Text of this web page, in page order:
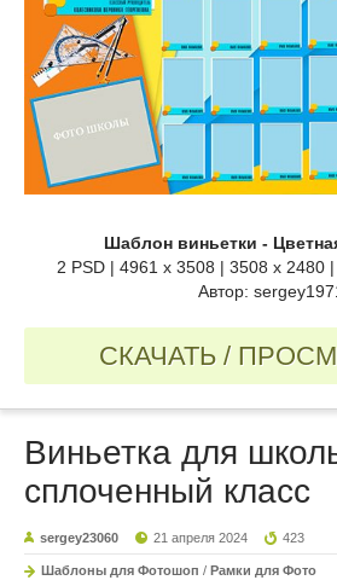
Шаблон виньетки -
2 PSD | 4961 x 3508 | 3508 x 2480
Автор:
СКАЧАТЬ /
Виньетка для
сплоченный класс
sergey23060 21 апреля 2024 423
Шаблоны для Фотошоп / Рамки для Фото